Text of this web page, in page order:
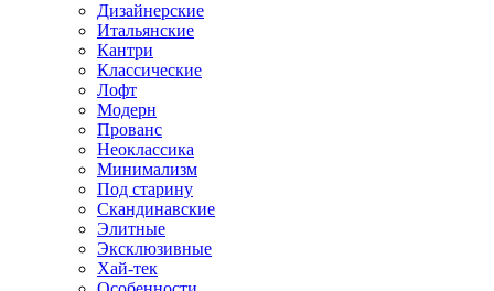
Дизайнерские
Итальянские
Кантри
Классические
Лофт
Модерн
Прованс
Неоклассика
Минимализм
Под старину
Скандинавские
Элитные
Эксклюзивные
Хай-тек